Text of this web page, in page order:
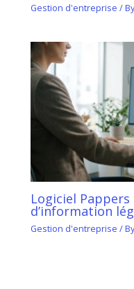
Gestion d'entreprise /
Logiciel
d’information
Gestion d'entreprise /